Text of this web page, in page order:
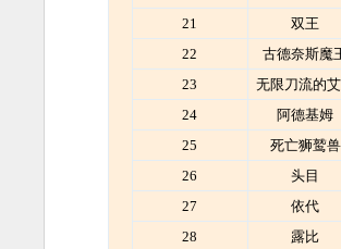
21
双王
22
古德奈斯魔
23
无限刀流的
24
阿德基姆
25
死亡狮鹫兽
26
头目
27
依代
28
露比